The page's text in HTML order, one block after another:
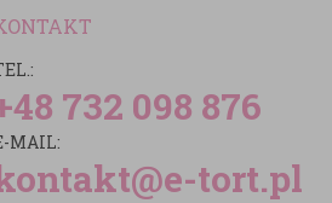
732 098 876
MAIL:
tort.pl